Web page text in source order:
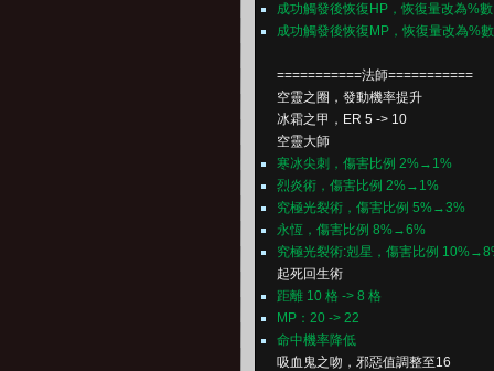
成功觸發後恢復HP，恢復量改為%數
成功觸發後恢復MP，恢復量改為%數
===========法師===========
空靈之圈，發動機率提升
冰霜之甲，ER 5 -> 10
空靈大師
寒冰尖刺，傷害比例 2%→1%
烈炎術，傷害比例 2%→1%
究極光裂術，傷害比例 5%→3%
永恆，傷害比例 8%→6%
究極光裂術:剋星，傷害比例
起死回生術
距離 10 格 -> 8 格
MP：20 -> 22
命中機率降低
吸血鬼之吻，邪惡值調整至16